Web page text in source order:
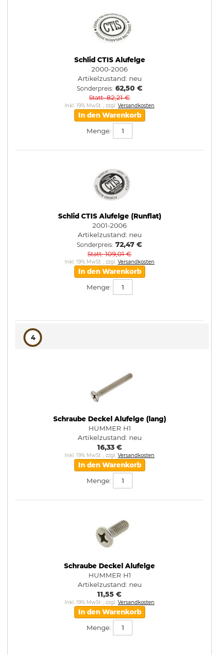
Schlid CTIS Alufelge
2000-2006
Artikelzustand: neu
Sonderpreis 62,50 €
Statt 82,21 €
Inkl. 19% MwSt. , zzgl. Versandkosten
In den Warenkorb
Menge:
Schlid CTIS Alufelge (Runflat)
2001-2006
Artikelzustand: neu
Sonderpreis 72,47 €
Statt 109,01 €
Inkl. 19% MwSt. , zzgl. Versandkosten
In den Warenkorb
Menge:
4
Schraube Deckel Alufelge (lang)
HUMMER H1
Artikelzustand: neu
16,33 €
Inkl. 19% MwSt. , zzgl. Versandkosten
In den Warenkorb
Menge:
Schraube Deckel Alufelge
HUMMER H1
Artikelzustand: neu
11,55 €
Inkl. 19% MwSt. , zzgl. Versandkosten
In den Warenkorb
Menge: